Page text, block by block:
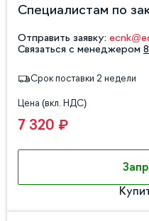
Специалистам по
Отправить заявку:
Связаться с менеджером
Срок поставки 2 недели
Цена (вкл. НДС)
7 320 ₽